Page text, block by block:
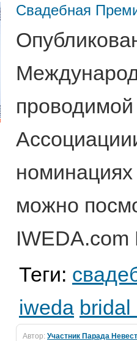
Свадебная
можно
Теги:
iweda bridal
Автор: Участник Парада